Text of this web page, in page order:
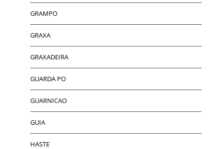
GRAMPO
GRAXA
GRAXADEIRA
GUARDA PO
GUARNICAO
GUIA
HASTE